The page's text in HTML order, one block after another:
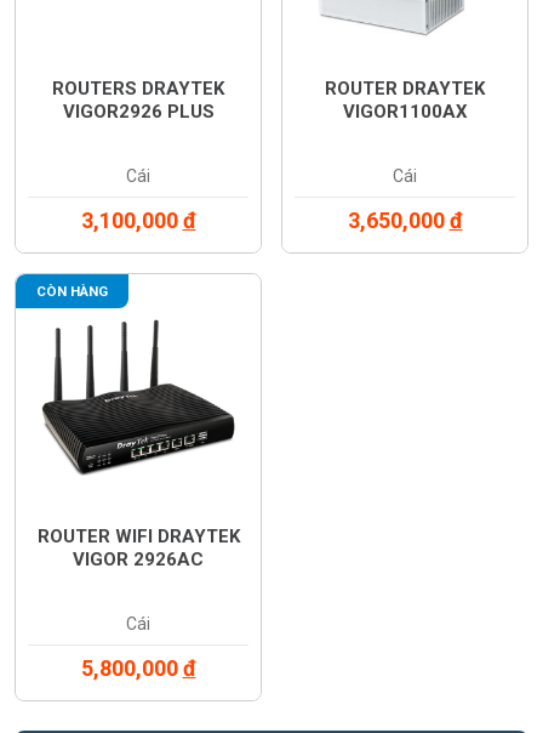
ROUTERS DRAYTEK
VIGOR2926 PLUS
Cái
3,100,000đ
ROUTER DRAYTEK
VIGOR1100AX
Cái
3,650,000đ
CÒN HÀNG
ROUTER WIFI DRAYTEK
VIGOR 2926AC
Cái
5,800,000đ